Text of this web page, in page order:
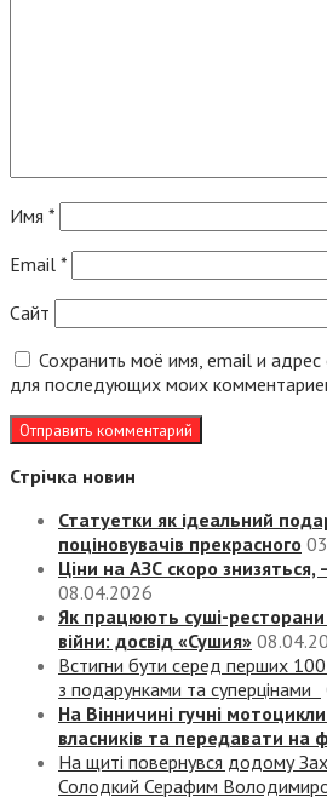
Имя *
Email *
Сайт
Сохранить моё имя, email и адрес
для последующих моих
Стрічка новин
Статуетки як ідеальний
поціновувачів прекрасного
Ціни на АЗС скоро знизяться,
08.04.2026
Як працюють суші-ресторани
війни: досвід «Сушия»
Встигни бути серед перших
з подарунками та суперцінами
На Вінничині гучні
власників та передавати на
На щиті повернувся додому
Солодкий Серафим